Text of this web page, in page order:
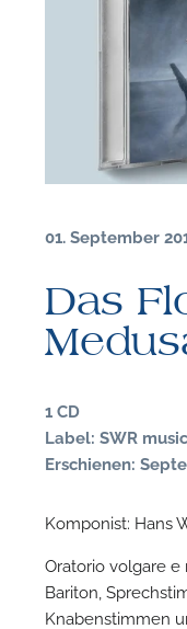
01. September
Das
1 CD
Label: SWR
Erschienen:
Komponist: Hans
Oratorio volgare e
Bariton,
Knabenstimmen